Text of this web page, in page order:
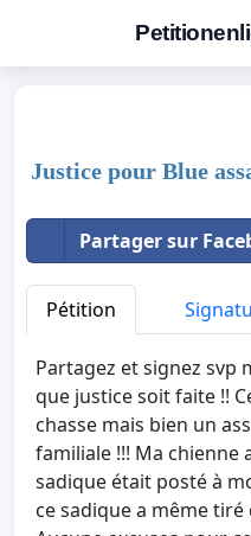
Justice pour Blue
Partager sur
Pétition
Partagez et signez svp
que justice soit faite !!
chasse mais bien un
familiale !!! Ma
sadique était posté à
ce sadique a même